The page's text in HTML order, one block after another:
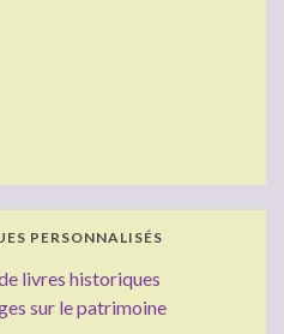
PERSONNALISÉS
livres historiques
sur le patrimoine